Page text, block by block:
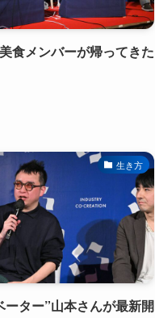
食メンバーが帰ってきた
生き方
ーター”山本さんが最新開